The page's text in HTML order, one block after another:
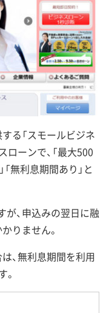
る「スモールビジネ
ーンで、「最大500
「無利息期間あり」と
、申込みの翌日に融
りません。
、無利息期間を利用